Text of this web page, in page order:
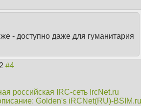
- доступно даже для гуманитария
российская IRC-сеть IrcNet.ru
Golden's iRCNet(RU)-